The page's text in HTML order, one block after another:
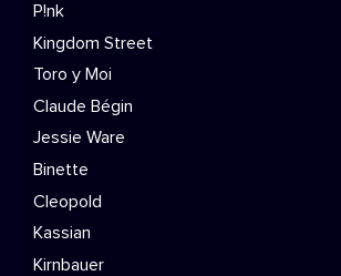
P!nk
Kingdom Street
Toro y Moi
Claude Bégin
Jessie Ware
Binette
Cleopold
Kassian
Kirnbauer